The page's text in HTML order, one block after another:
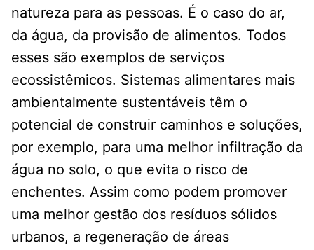
natureza para as pessoas. É o caso do ar,
da água, da provisão de alimentos. Todos
esses são exemplos de serviços
ecossistêmicos. Sistemas alimentares mais
ambientalmente sustentáveis têm o
potencial de construir caminhos e soluções,
por exemplo, para uma melhor infiltração da
água no solo, o que evita o risco de
enchentes. Assim como podem promover
uma melhor gestão dos resíduos sólidos
urbanos, a regeneração de áreas